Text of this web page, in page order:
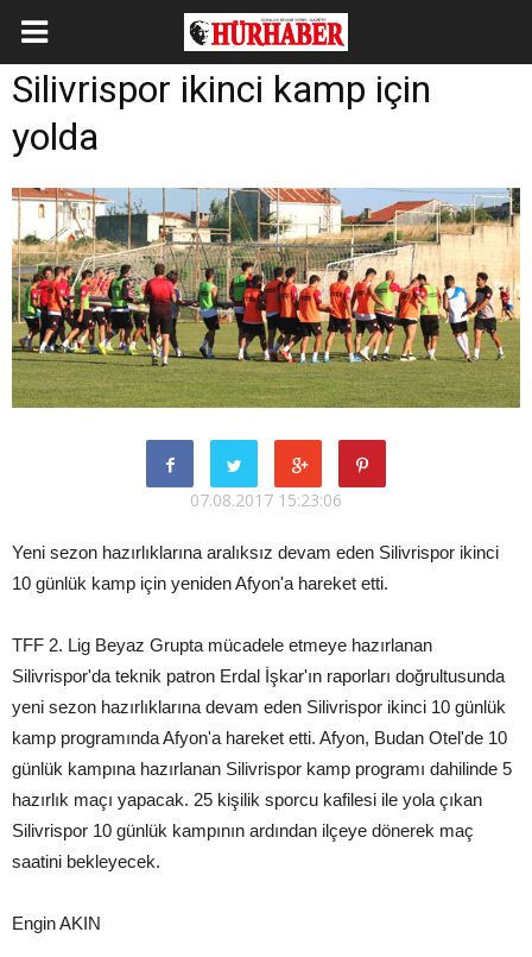
Silivrispor ikinci kamp için
yolda
07.08.2017 15:23:06
Yeni sezon hazırlıklarına aralıksız devam eden Silivrispor ikinci
10 günlük kamp için yeniden Afyon'a hareket etti.
TFF 2. Lig Beyaz Grupta mücadele etmeye hazırlanan
Silivrispor'da teknik patron Erdal İşkar'ın raporları doğrultusunda
yeni sezon hazırlıklarına devam eden Silivrispor ikinci 10 günlük
kamp programında Afyon'a hareket etti. Afyon, Budan Otel'de 10
günlük kampına hazırlanan Silivrispor kamp programı dahilinde 5
hazırlık maçı yapacak. 25 kişilik sporcu kafilesi ile yola çıkan
Silivrispor 10 günlük kampının ardından ilçeye dönerek maç
saatini bekleyecek.
Engin AKIN